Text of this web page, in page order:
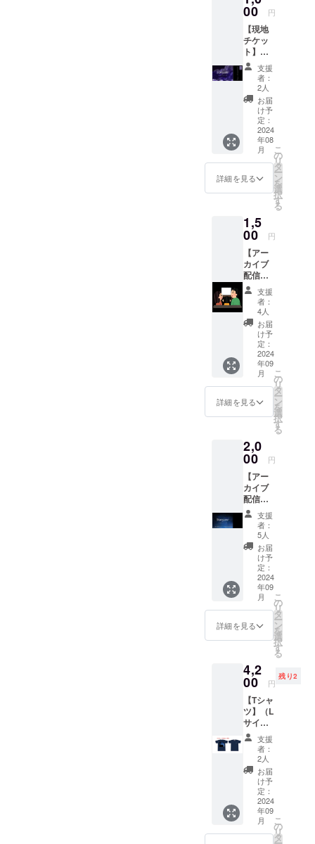
い。 注
意事項
・エン
ディン
グ動画
はライ
ブ本編
に含み
ますの
でアー
カイブ
配信に
も残り
ます。
また記
載はお
名前の
みで
支援
時、必
ず備考
欄に
「記載
を希望
される
お名
前」ま
たは
「記載
を希望
しな
い」と
ご記入
くださ
い。
ルに載
せる名
前を、
記載し
ないで
ほしい
方はそ
の旨
を、備
考欄に
ご入力
くださ
い。 注
意事項
・エン
ディン
グ動画
はライ
に含み
ますの
でアー
カイブ
配信に
も残り
ます。
また記
載はお
名前の
みで
す。 ・
支援
時、必
ず備考
欄に
「記載
前」ま
たは
「記載
を希望
しな
い」と
ご記入
くださ
い。
を１種
お届け
しま
す。希
望する
ものを
選択し
てくだ
さい。
出演バ
ンドは
以下の
通りで
す。
ATLAS
hyaline
ria Mio
久遠 花
筏 ラッ
キー
セット
このリ
ターン
には
【お礼
状】が
付属し
ます。
メッ
セージ
カード
の発送
時に同
ます。
エン
ディン
グ動画
内のエ
ンド
ロール
にお名
前を記
載して
もよろ
しい方
はエン
ドロー
ルに載
前を、
記載し
方はそ
の旨
を、備
考欄に
ご入力
くださ
い。 注
意事項
・エン
ディン
グ動画
はライ
ブ本編
に含み
ますの
00 円
【現地
チケッ
ト】
8/31(土)
サマー
ライブ
当日の
チケッ
トで
す。 当
日、受
付にて
「チ
ケット
支援完
了画
しくは
「支援
完了時
に送ら
れる
メー
ル」を
確認次
第、受
付ス
タッフ
がチ
ケット
半券を
お渡し
いたし
ます。
ディン
グでチ
ケット
を購入
した」
という
旨を受
付ス
タッフ
に申し
付けく
ださ
い。 (購
入画面
はスク
リーン
ショッ
※現地鑑
賞のチ
ケット
を購入
するた
めに
は、こ
ちらの
リター
ンを選
択しな
いと購
入でき
ませ
ん。 日
支援
者：
2人
お届
け予
定：
2024
年08
月
詳細を見る
こ
の
リ
タ
ー
ン
を
選
択
す
る
1,5
00 円
【アー
カイブ
配信
（メー
ル）】
サマー
ライブ
本編の
アーカ
イブ配
信をご
覧いた
だけま
す。8月
31日の
サマー
終了
後、準
備が整
い次
第、14
日以内
にアー
カイブ
配信視
聴用
URLを
メール
にて送
付いた
しま
す。 こ
のリ
状】が
付属し
ます。
アーカ
イブ配
信URL
とあわ
せて
メール
にて送
付いた
しま
す。 エ
ンディ
ング動
画内の
支援
者：
4人
お届
け予
定：
2024
年09
月
詳細を見る
こ
の
リ
タ
ー
ン
を
選
択
す
る
2,0
00 円
【アー
カイブ
配信
（チ
ケッ
ト）】
！今回
からの
新設リ
ター
ン！ サ
マーラ
イブ本
編をご
覧いた
だけま
【アー
カイブ
配信
（メー
ル）】
とは異
なり、
アーカ
イブ配
信用に
デザイ
ンされ
た紙チ
ケット
を送付
いたし
支援
者：
5人
お届
け予
定：
2024
年09
月
詳細を見る
こ
の
リ
タ
ー
ン
を
選
択
す
る
4,2
00 円
残り2
【Tシャ
ツ】（L
サイズ
のみ）
大人気
につき
在庫切
れと
なって
いたT
シャツ
です
が、Lサ
支援
者：
2人
お届
け予
定：
2024
年09
月
こ
の
リ
タ